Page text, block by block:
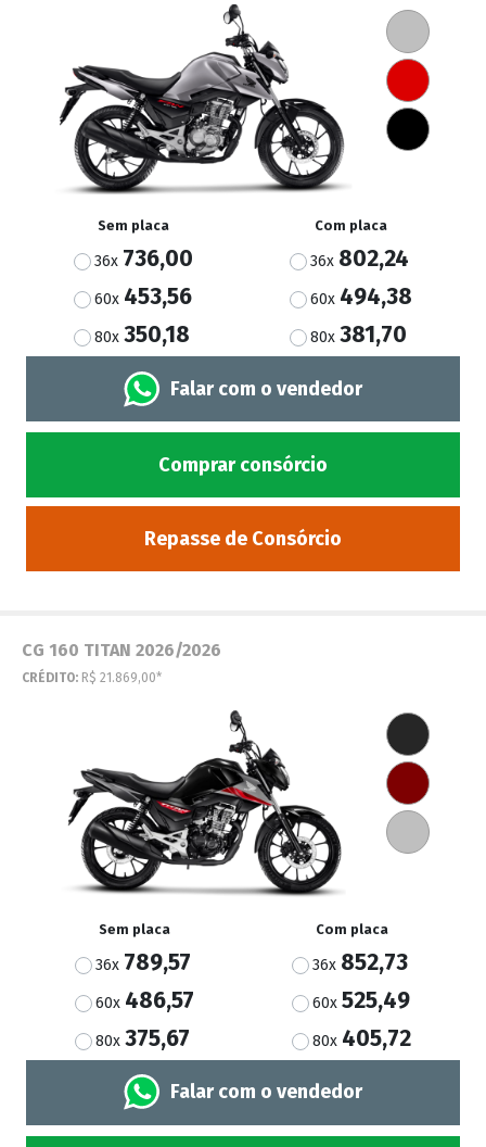
Sem placa
36x 736,00
60x 453,56
80x350,18
Com placa
36x 802,24
60x 494,38
80x 381,70
Falar com o vendedor
Comprar consórcio
Repasse de Consórcio
CG 160 TITAN 2026/2026
CRÉDITO: R$ 21.869,00*
Sem placa
36x 789,57
60x 486,57
80x375,67
Com placa
36x 852,73
60x525,49
80x 405,72
Falar com o vendedor